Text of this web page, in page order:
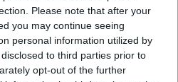
Please note that after your
you may continue seeing
personal information utilized by
to third parties prior to
opt-out of the further
Brakuje czegoś w haśle?
Dobrego słownika.